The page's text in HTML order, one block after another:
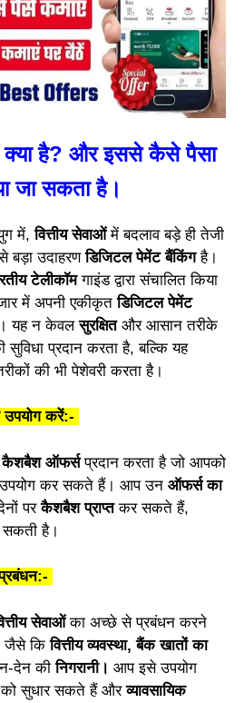
है? और इससे कैसे पैसा
जा सकता है।
में,वित्तीय सेवाओंमें बदलाव बड़े ही तेजी
बड़ा उदाहरणडिजिटल पेमेंट बैंकिंगहै।
टेलीकॉमगाइंड द्वारा संचालित किया
में अपनी एकीकृतडिजिटल पेमेंट
यह न केवलसुरक्षितऔर आसान तरीके
प्रदान करता है, बल्कि यह
की भी पेशेवरी करता है।
करें:-
ऑफर्सप्रदान करता है जो आपको
कर सकते हैं। आप उन ऑफर्स का
परकैशबैश प्राप्तकर सकते हैं,
है।
सेवाओंका अच्छे से प्रबंधन करने
जैसे किवित्तीय व्यवस्था, बैंक खातों का
देन कीनिगरानी। आप इसे उपयोग
को सुधार सकते हैं औरव्यावसायिक